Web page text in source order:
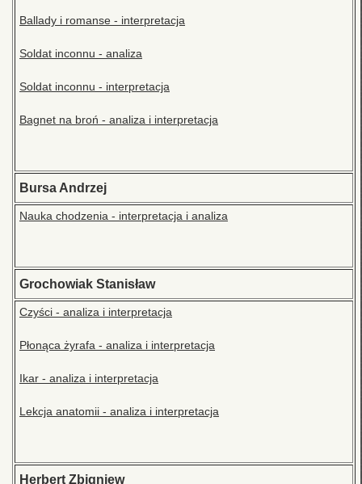
Ballady i romanse - interpretacja
Soldat inconnu - analiza
Soldat inconnu - interpretacja
Bagnet na broń - analiza i interpretacja
Bursa Andrzej
Nauka chodzenia - interpretacja i analiza
Grochowiak Stanisław
Czyści - analiza i interpretacja
Płonąca żyrafa - analiza i interpretacja
Ikar - analiza i interpretacja
Lekcja anatomii - analiza i interpretacja
Herbert Zbigniew